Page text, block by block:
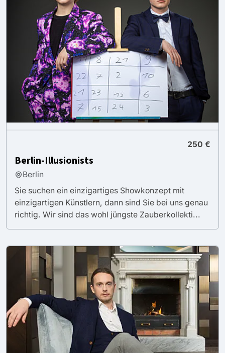
250 €
Berlin-Illusionists
Berlin
Sie suchen ein einzigartiges Showkonzept mit
einzigartigen Künstlern, dann sind Sie bei uns genau
richtig. Wir sind das wohl jüngste Zauberkollekti...